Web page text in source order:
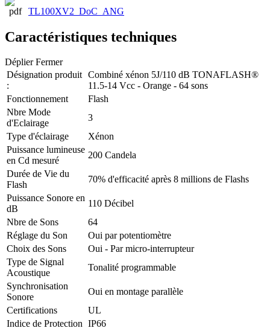
TL100XV2_DoC_ANG
Caractéristiques techniques
Déplier Fermer
Désignation produit
:
Combiné xénon 5J/110 dB TONAFLASH®
11.5-14 Vcc - Orange - 64 sons
Fonctionnement
Flash
Nbre Mode
d'Eclairage
3
Type d'éclairage
Xénon
Puissance lumineuse
en Cd mesuré
200 Candela
Durée de Vie du
Flash
70% d'efficacité après 8 millions de Flashs
Puissance Sonore en
dB
110 Décibel
Nbre de Sons
64
Réglage du Son
Oui par potentiomètre
Choix des Sons
Oui - Par micro-interrupteur
Type de Signal
Acoustique
Tonalité programmable
Synchronisation
Sonore
Oui en montage parallèle
Certifications
UL
Indice de Protection IP66